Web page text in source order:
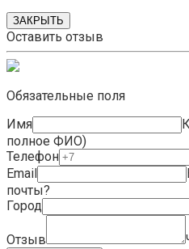
ЗАКРЫТЬ
Оставить отзыв
Обязательные поля
Имя
полное ФИО)
Телефон
Email
почты?
Город
Отзыв